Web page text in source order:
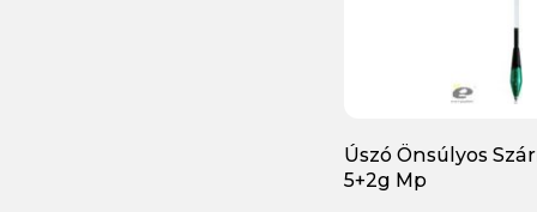
Úszó Önsúlyos
5+2g Mp